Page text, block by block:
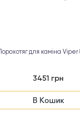
Порохотяг для каміна
3451 грн
В Кошик